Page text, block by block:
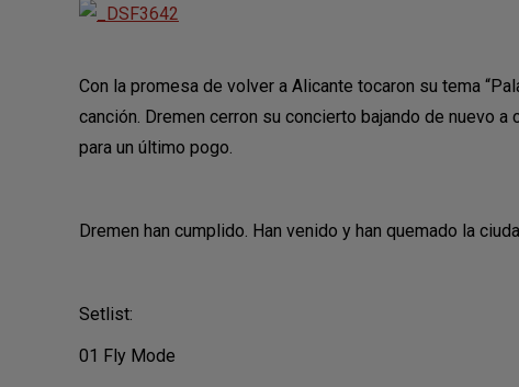
Con la promesa de volver a Alicante tocaron su tema
canción. Dremen cerron su concierto bajando de nuevo
para un último pogo.
Dremen han cumplido. Han venido y han quemado la
Setlist:
01 Fly Mode